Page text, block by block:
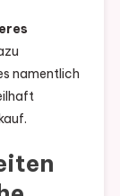
namentlich